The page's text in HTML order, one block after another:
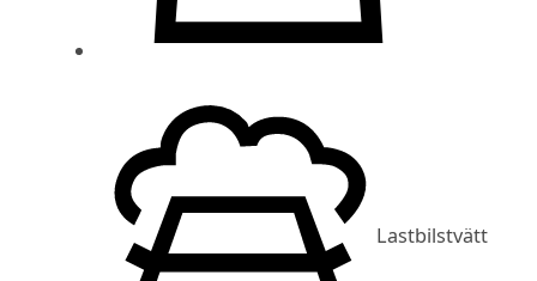
Lastbilstvätt